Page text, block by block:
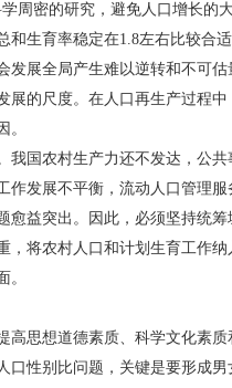
周密的研究，避免人口增长的大
生育率稳定在1.8左右比较合
发展全局产生难以逆转和不可
展的尺度。在人口再生产过程
。
国农村生产力还不发达，公共
作发展不平衡，流动人口管理
愈益突出。因此，必须坚持统
，将农村人口和计划生育工作
。
思想道德素质、科学文化素质
性别比问题，关键是要形成男